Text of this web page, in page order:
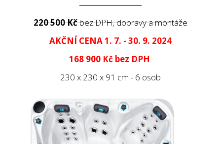
220 500 Kčbez DPH, dopravy a montáže
AKČNÍ CENA 1. 7. - 30. 9. 2024
168 900 Kč bez DPH
230 x 230 x 91 cm - 6 osob